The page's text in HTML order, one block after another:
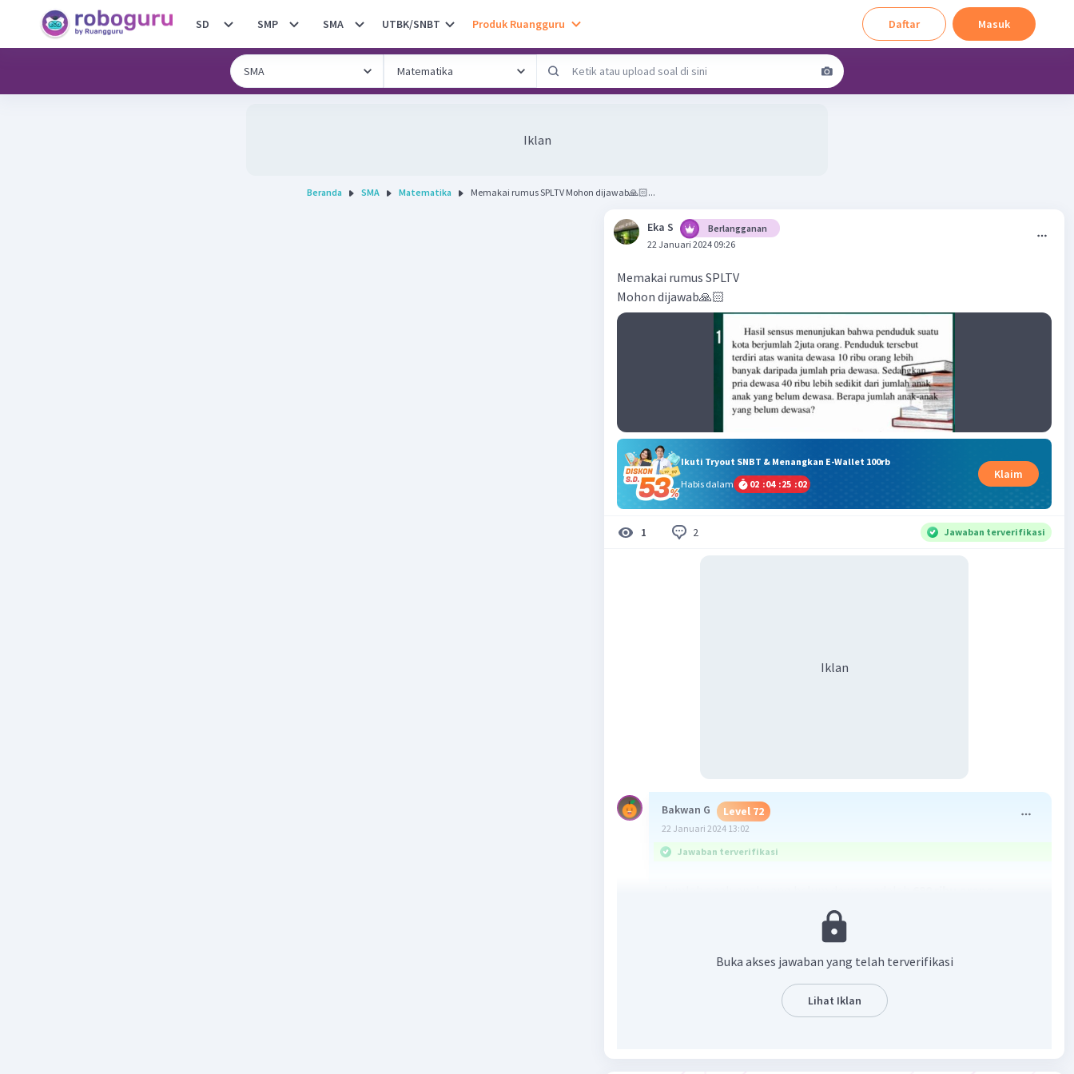
SD SMP SMA UTBK/SNBT Produk Ruangguru Daftar Masuk
Iklan
Beranda SMA Matematika Memakai rumus SPLTV Mohon dijawab🙏🏻...
Eka S
Berlangganan
22 Januari 2024 09:26
Memakai rumus SPLTV
Mohon dijawab🙏🏻
Ikuti Tryout SNBT & Menangkan E-Wallet 100rb
Habis dalam
02 :04 :25 :01
Klaim
1 2 Jawaban terverifikasi
Iklan
Bakwan G Level 72
22 Januari 2024 13:02
Jawaban terverifikasi
p = pria dewasa
a = anak-anak yang belum dewasa
Buka akses jawaban yang telah terverifikasi
Lihat Iklan